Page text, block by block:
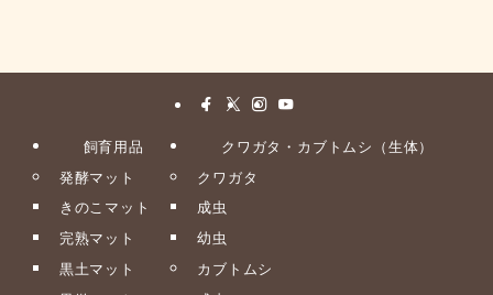
飼育用品
発酵マット
きのこマット
完熟マット
黒土マット
クワガタ・カブトムシ（生体）
クワガタ
成虫
幼虫
カブトムシ